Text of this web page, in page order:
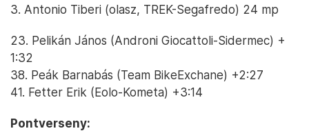
3. Antonio Tiberi (olasz, TREK-Segafredo) 24 mp
23. Pelikán János (Androni Giocattoli-Sidermec) +
1:32
38. Peák Barnabás (Team BikeExchane) +2:27
41. Fetter Erik (Eolo-Kometa) +3:14
Pontverseny: